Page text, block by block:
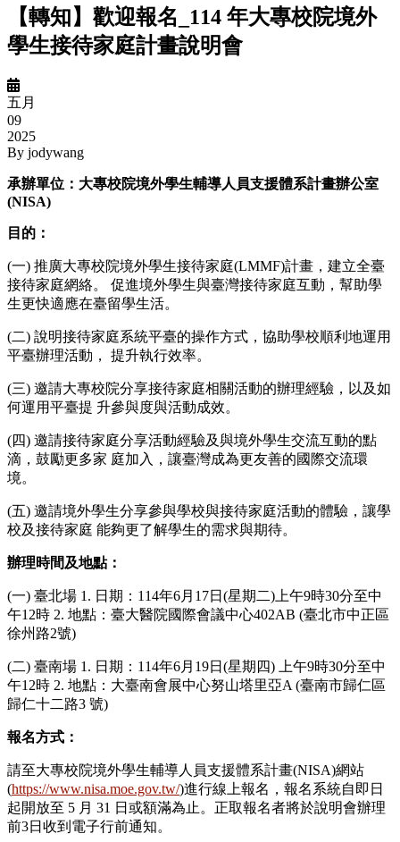
【轉知】歡迎報名_114 年大專校院境外
學生接待家庭計畫說明會
五月
09
2025
By jodywang
承辦單位：大專校院境外學生輔導人員支援體系計畫辦公室
(NISA)
目的：
(一) 推廣大專校院境外學生接待家庭(LMMF)計畫，建立全臺
接待家庭網絡。 促進境外學生與臺灣接待家庭互動，幫助學
生更快適應在臺留學生活。
(二) 說明接待家庭系統平臺的操作方式，協助學校順利地運用
平臺辦理活動， 提升執行效率。
(三) 邀請大專校院分享接待家庭相關活動的辦理經驗，以及如
何運用平臺提 升參與度與活動成效。
(四) 邀請接待家庭分享活動經驗及與境外學生交流互動的點
滴，鼓勵更多家 庭加入，讓臺灣成為更友善的國際交流環
境。
(五) 邀請境外學生分享參與學校與接待家庭活動的體驗，讓學
校及接待家庭 能夠更了解學生的需求與期待。
辦理時間及地點：
(一) 臺北場 1. 日期：114年6月17日(星期二)上午9時30分至中
午12時 2. 地點：臺大醫院國際會議中心402AB (臺北市中正區
徐州路2號)
(二) 臺南場 1. 日期：114年6月19日(星期四) 上午9時30分至中
午12時 2. 地點：大臺南會展中心努山塔里亞A (臺南市歸仁區
歸仁十二路3 號)
報名方式：
請至大專校院境外學生輔導人員支援體系計畫(NISA)網站
(https://www.nisa.moe.gov.tw/)進行線上報名，報名系統自即日
起開放至 5 月 31 日或額滿為止。正取報名者將於說明會辦理
前3日收到電子行前通知。